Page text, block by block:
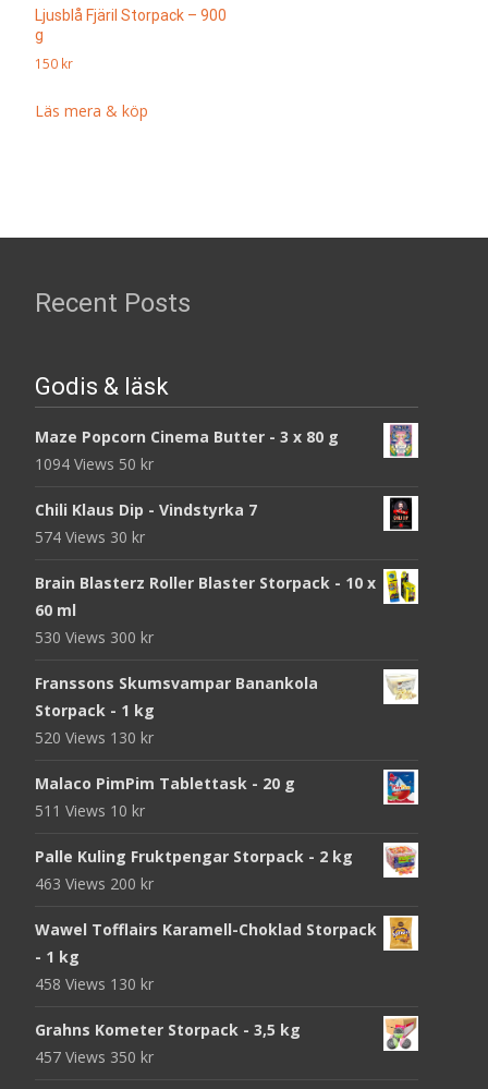
Ljusblå Fjäril Storpack – 900
g
150 kr
Läs mera & köp
Recent Posts
Godis & läsk
Maze Popcorn Cinema Butter - 3 x 80 g
1094 Views 50 kr
Chili Klaus Dip - Vindstyrka 7
574 Views 30 kr
Brain Blasterz Roller Blaster Storpack - 10 x
60 ml
530 Views 300 kr
Franssons Skumsvampar Banankola
Storpack - 1 kg
520 Views 130 kr
Malaco PimPim Tablettask - 20 g
511 Views 10 kr
Palle Kuling Fruktpengar Storpack - 2 kg
463 Views 200 kr
Wawel Tofflairs Karamell-Choklad Storpack
- 1 kg
458 Views 130 kr
Grahns Kometer Storpack - 3,5 kg
457 Views 350 kr